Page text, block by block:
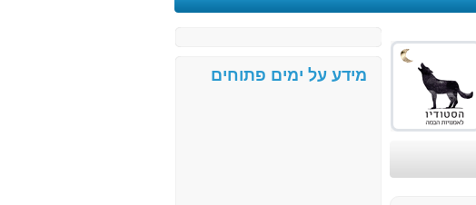
מידע על ימים פתוחים